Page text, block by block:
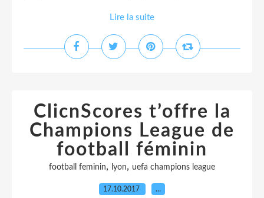
Lire la suite
ClicnScores t’offre la
Champions League de
football féminin
football feminin, lyon, uefa champions league
17.10.2017 …